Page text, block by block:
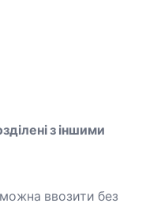
з іншими
ввозити без